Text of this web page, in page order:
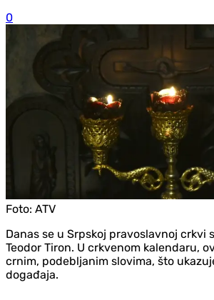
0
Foto: ATV
Danas se u Srpskoj pravoslavnoj crkvi
Teodor Tiron. U crkvenom kalendaru,
crnim, podebljanim slovima, što
događaja.